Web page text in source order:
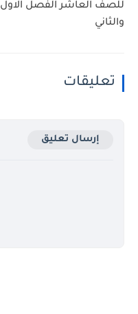
للصف العاشر الفصل الاول
والثاني
تعليقات
إرسال تعليق